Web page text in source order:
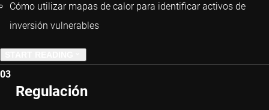
Cómo utilizar mapas de calor para identificar activos de
inversión vulnerables
03
Regulación